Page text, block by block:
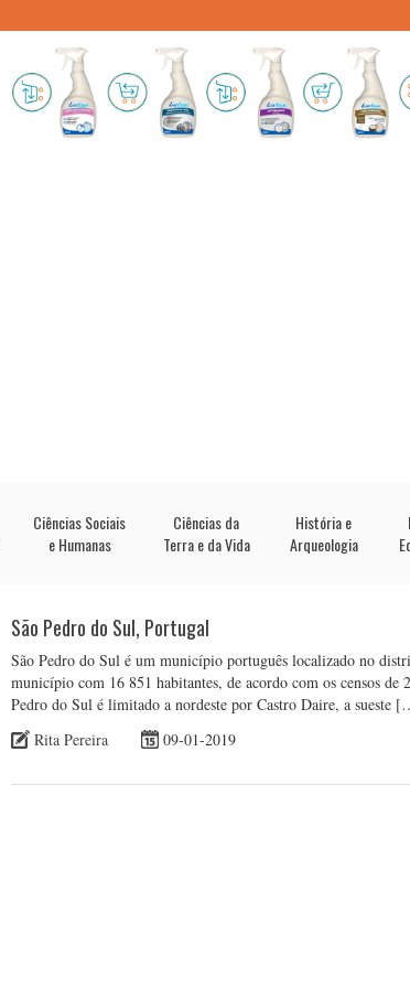
Ciências Sociais
e Humanas
Ciências da
Terra e da Vida
História e
Arqueologia
São Pedro do Sul, Portugal
São Pedro do Sul é um município português localizado no
município com 16 851 habitantes, de acordo com os censos
Pedro do Sul é limitado a nordeste por Castro Daire, a sueste
Rita Pereira
09-01-2019